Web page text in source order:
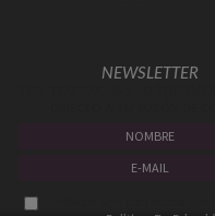
NEWSLETTER